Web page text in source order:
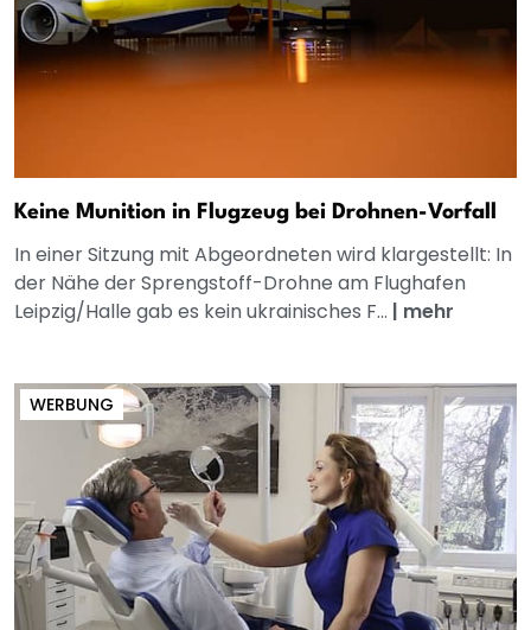
Keine Munition in Flugzeug bei Drohnen-Vorfall
In einer Sitzung mit Abgeordneten wird klargestellt: In
der Nähe der Sprengstoff-Drohne am Flughafen
Leipzig/Halle gab es kein ukrainisches F... | mehr
WERBUNG